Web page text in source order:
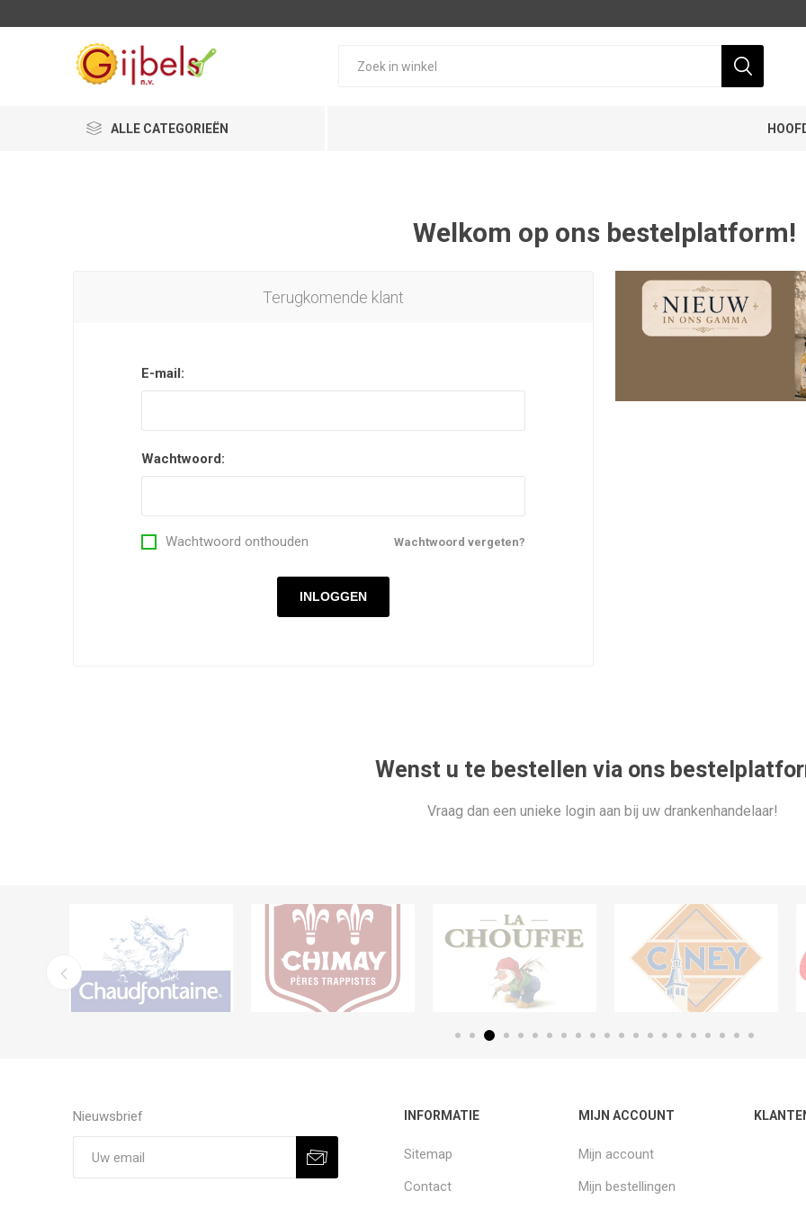
ALLE CATEGORIEËN
Welkom op ons bestelplatform!
Terugkomende klant
E-mail:
Wachtwoord:
Wachtwoord vergeten?
Wachtwoord onthouden
INLOGGEN
Wenst u te bestellen via ons
Vraag dan een unieke login aan bij uw drankenhandelaar!
Nieuwsbrief INFORMATIE
Sitemap
Contact
MIJN ACCOUNT
Mijn account
Mijn bestellingen